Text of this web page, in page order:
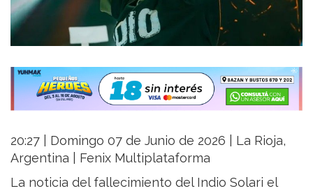
20:27 | Domingo 07 de Junio de 2026 | La Rioja,
Argentina | Fenix Multiplataforma
La noticia del fallecimiento del Indio Solari el